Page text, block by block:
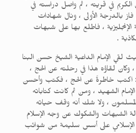
في قريته ، ثم واصل دراسته في
بالدرجة الأولى ، ونال شهادات
الإنجليزية ، فاطلع بها على شبهات
.
لقي الإمام الداعية الشيخ حسن البنا
، وكان لقاؤه هذا في رحلته عن الحج ،
: اكتب خاطرةً عن الحج ، فكتب وأحسن
الشهيد ، ومن ثم كانت كتاباته
، ولا شك أنه وقف حياته
الشبهات والشكوك عن وجه الإسلام
الإسلامي على أسس سليمة من شوائب